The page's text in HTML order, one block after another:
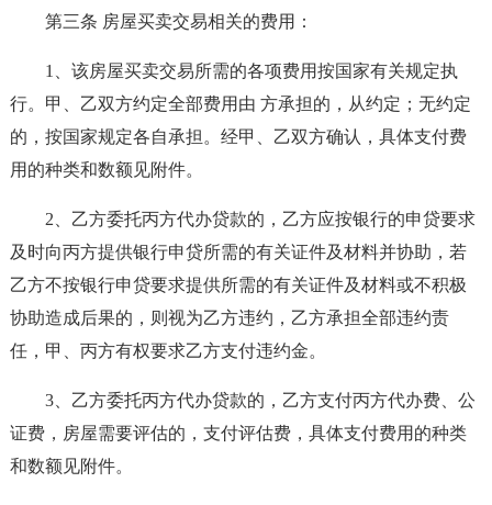
第三条 房屋买卖交易相关的费用：
1、该房屋买卖交易所需的各项费用按国家有关规定执
行。甲、乙双方约定全部费用由 方承担的，从约定；无约定
的，按国家规定各自承担。经甲、乙双方确认，具体支付费
用的种类和数额见附件。
2、乙方委托丙方代办贷款的，乙方应按银行的申贷要求
及时向丙方提供银行申贷所需的有关证件及材料并协助，若
乙方不按银行申贷要求提供所需的有关证件及材料或不积极
协助造成后果的，则视为乙方违约，乙方承担全部违约责
任，甲、丙方有权要求乙方支付违约金。
3、乙方委托丙方代办贷款的，乙方支付丙方代办费、公
证费，房屋需要评估的，支付评估费，具体支付费用的种类
和数额见附件。